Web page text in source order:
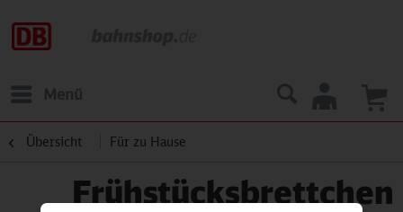
Menü
Übersicht Für zu Hause
Frühstücksbrettchen